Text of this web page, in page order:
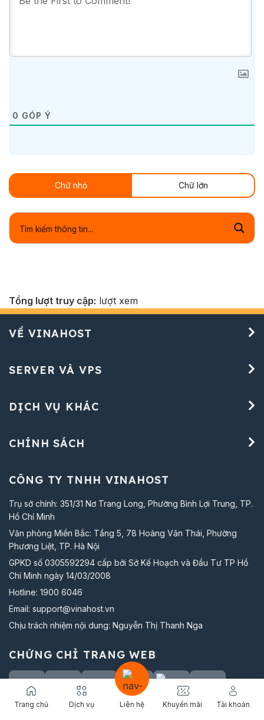
0 GÓP Ý
Chữ nhỏ Chữ lớn
Tổng lượt truy cập: lượt xem
VỀ VINAHOST
SERVER VÀ VPS
DỊCH VỤ KHÁC
CHÍNH SÁCH
CÔNG TY TNHH VINAHOST
Trụ sở chính: 351/31 Nơ Trang Long, Phường Bình Lợi Trung, TP.
Hồ Chí Minh
Văn phòng Miền Bắc: Tầng 5, 78 Hoàng Văn Thái, Phường
Phương Liệt, TP. Hà Nội
GPKD số 0305592294 cấp bởi Sở Kế Hoạch và Đầu Tư TP Hồ
Chí Minh ngày 14/03/2008
Hotline: 1900 6046
Email: support@vinahost.vn
Chịu trách nhiệm nội dung: Nguyễn Thị Thanh Nga
CHỨNG CHỈ TRANG WEB
Trang chủ Dịch vụ Liên hệ Khuyến mãi Tài khoản